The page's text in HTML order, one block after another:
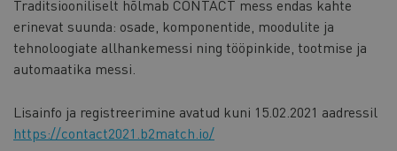
Traditsiooniliselt hõlmab CONTACT mess endas kahte
erinevat suunda: osade, komponentide, moodulite ja
tehnoloogiate allhankemessi ning tööpinkide, tootmise ja
automaatika messi.
Lisainfo ja registreerimine avatud kuni 15.02.2021 aadressil
https://contact2021.b2match.io/